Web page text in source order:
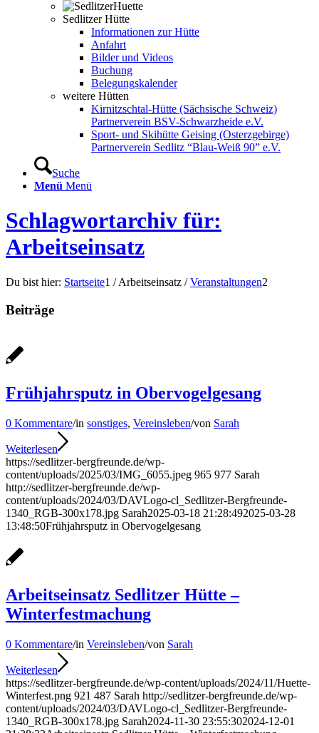
Sedlitzer Hütte
Informationen zur Hütte
Anfahrt
Bilder und Videos
Buchung
Belegungskalender
weitere Hütten
Kirnitzschtal-Hütte (Sächsische Schweiz)
Partnerverein BSV-Schwarzheide e.V.
Sport- und Skihütte Geising (Osterzgebirge)
Partnerverein Sedlitz “Blau-Weiß 90” e.V.
Suche
Menü Menü
Schlagwortarchiv für:
Arbeitseinsatz
Du bist hier: Startseite1 / Arbeitseinsatz / Veranstaltungen2
Beiträge
Frühjahrsputz in Obervogelgesang
0 Kommentare/in sonstiges, Vereinsleben/von Sarah
Weiterlesen
https://sedlitzer-bergfreunde.de/wp-
content/uploads/2025/03/IMG_6055.jpeg 965 977 Sarah
http://sedlitzer-bergfreunde.de/wp-
content/uploads/2024/03/DAVLogo-cl_Sedlitzer-Bergfreunde-
1340_RGB-300x178.jpg Sarah2025-03-18 21:28:492025-03-28
13:48:50Frühjahrsputz in Obervogelgesang
Arbeitseinsatz Sedlitzer Hütte –
Winterfestmachung
0 Kommentare/in Vereinsleben/von Sarah
Weiterlesen
https://sedlitzer-bergfreunde.de/wp-content/uploads/2024/11/Huette-
Winterfest.png 921 487 Sarah http://sedlitzer-bergfreunde.de/wp-
content/uploads/2024/03/DAVLogo-cl_Sedlitzer-Bergfreunde-
1340_RGB-300x178.jpg Sarah2024-11-30 23:55:302024-12-01